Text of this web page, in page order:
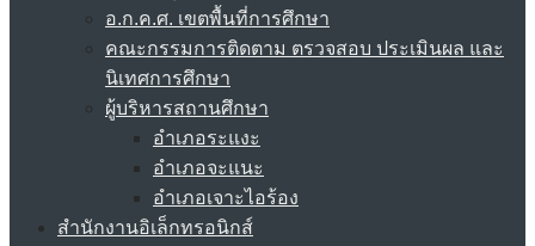
อ.ก.ค.ศ. เขตพื้นที่การศึกษา
คณะกรรมการติดตาม ตรวจสอบ ประเมินผล และ
นิเทศการศึกษา
ผู้บริหารสถานศึกษา
อำเภอระแงะ
อำเภอจะแนะ
อำเภอเจาะไอร้อง
สำนักงานอิเล็กทรอนิกส์